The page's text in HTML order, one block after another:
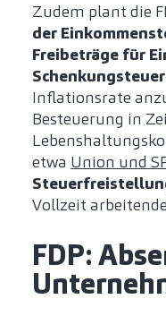
Zudem plant die
der
Freibeträge für
Schenkungsteuer
Inflationsrate
Besteuerung in
etwa Union und
Vollzeit
FDP: